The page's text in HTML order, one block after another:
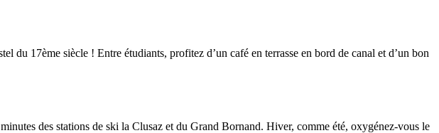
du 17ème siècle ! Entre étudiants, profitez d’un café en terrasse en bord de canal et d’un bon
des stations de ski la Clusaz et du Grand Bornand. Hiver, comme été, oxygénez-vous le